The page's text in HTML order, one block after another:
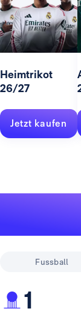
Heimtrikot
26/27
Jetzt kaufen
Fussball
1